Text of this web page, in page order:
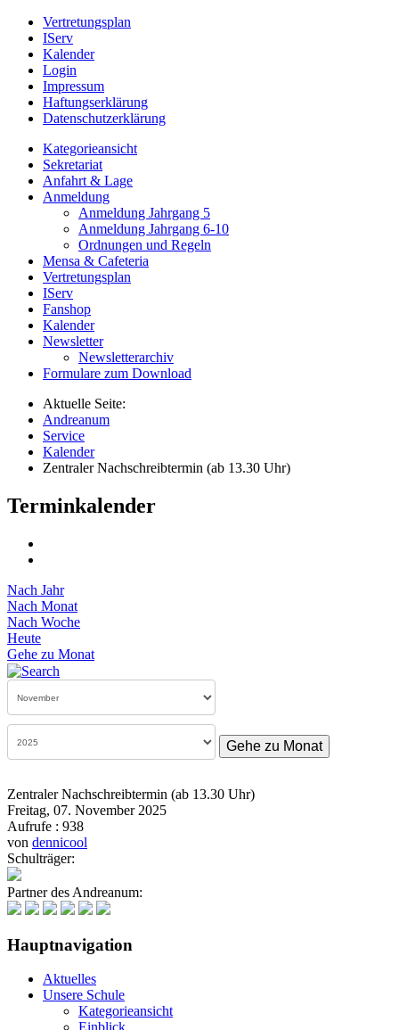
Vertretungsplan
IServ
Kalender
Login
Impressum
Haftungserklärung
Datenschutzerklärung
Kategorieansicht
Sekretariat
Anfahrt & Lage
Anmeldung
Anmeldung Jahrgang 5
Anmeldung Jahrgang 6-10
Ordnungen und Regeln
Mensa & Cafeteria
Vertretungsplan
IServ
Fanshop
Kalender
Newsletter
Newsletterarchiv
Formulare zum Download
Aktuelle Seite:
Andreanum
Service
Kalender
Zentraler Nachschreibtermin (ab 13.30 Uhr)
Terminkalender
Nach Jahr
Nach Monat
Nach Woche
Heute
Gehe zu Monat
Gehe zu Monat
Zentraler Nachschreibtermin (ab 13.30 Uhr)
Freitag, 07. November 2025
Aufrufe : 938
von dennicool
Schulträger:
Partner des Andreanum:
Hauptnavigation
Aktuelles
Unsere Schule
Kategorieansicht